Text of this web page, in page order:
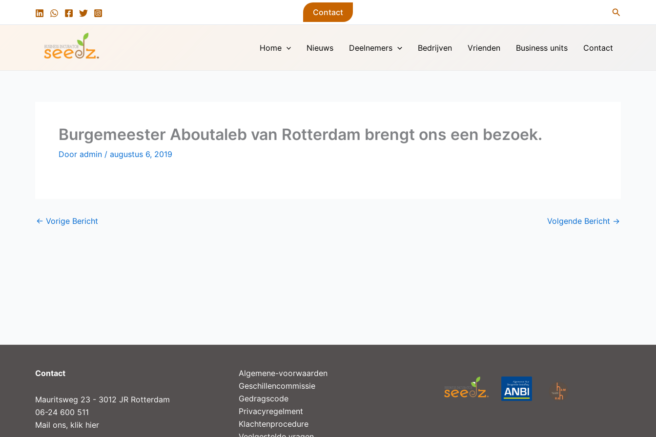
Contact Zoeken
Home Nieuws Deelnemers Bedrijven Vrienden Business units Contact
Burgemeester Aboutaleb van Rotterdam brengt ons een bezoek.
Door admin / augustus 6, 2019
← Vorige Bericht Volgende Bericht →
Contact
Mauritsweg 23 - 3012 JR Rotterdam
06-24 600 511
Mail ons, klik hier
Algemene-voorwaarden
Geschillencommissie
Gedragscode
Privacyregelment
Klachtenprocedure